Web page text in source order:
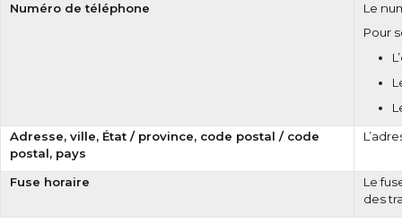
Numéro de téléphone
Le
Pour
Adresse, ville, État / province, code postal / code
postal, pays
Fuse horaire
Le
des